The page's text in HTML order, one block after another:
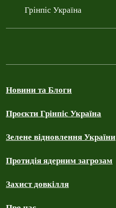
Грінпіс Україна
Новини та Блоги
Проєкти Грінпіс Україна
Зелене відновлення України
Протидія ядерним загрозам
Захист довкілля